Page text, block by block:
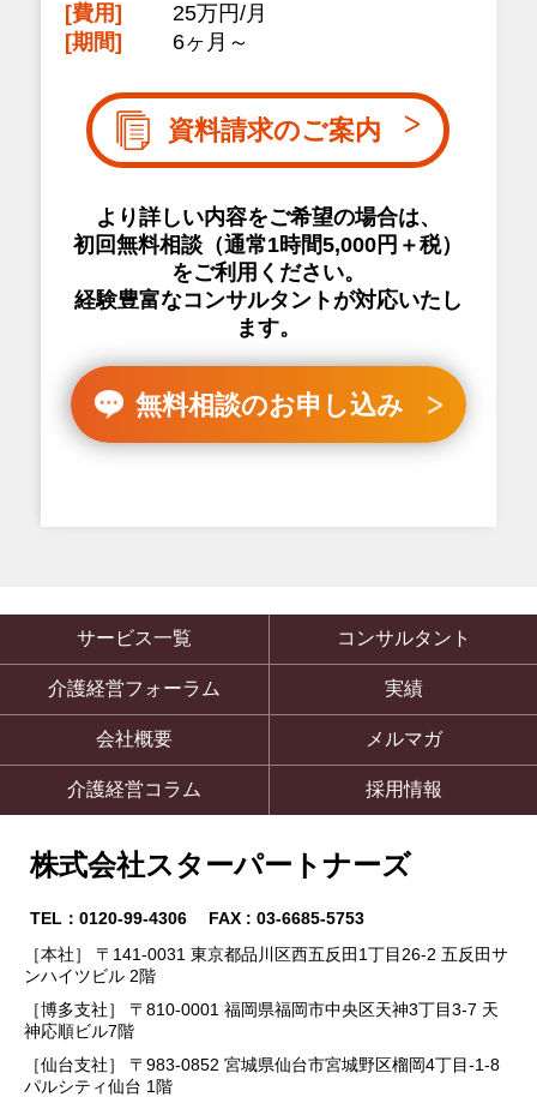
[費用]
25万円/月
[期間]
6ヶ月～
資料請求のご案内
より詳しい内容をご希望の場合は、
初回無料相談（通常1時間5,000円＋税）
をご利用ください。
経験豊富なコンサルタントが対応いたし
ます。
無料相談のお申し込み
サービス一覧 コンサルタント
介護経営フォーラム 実績
会社概要 メルマガ
介護経営コラム 採用情報
株式会社スターパートナーズ
TEL：0120-99-4306 FAX : 03-6685-5753
［本社］ 〒141-0031 東京都品川区西五反田1丁目26-2 五反田サ
ンハイツビル 2階
［博多支社］ 〒810-0001 福岡県福岡市中央区天神3丁目3-7 天
神応順ビル7階
［仙台支社］ 〒983-0852 宮城県仙台市宮城野区榴岡4丁目-1-8
パルシティ仙台 1階